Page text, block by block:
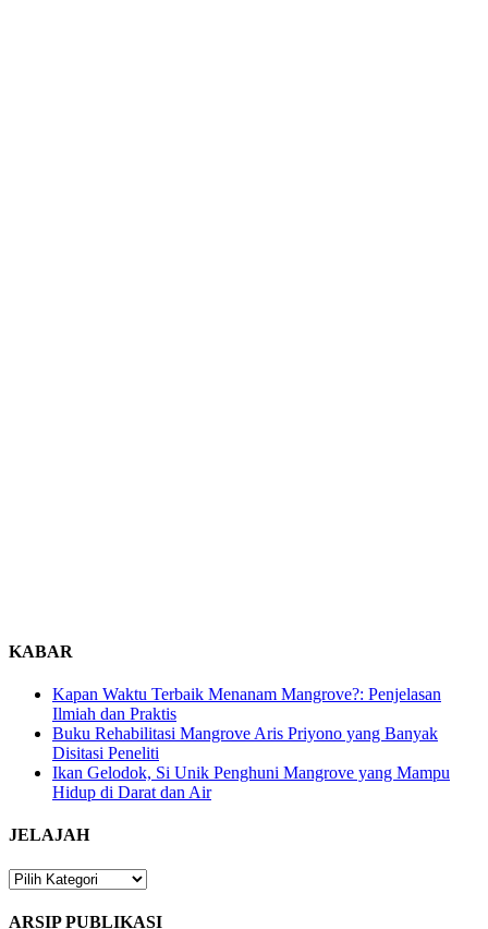
KABAR
Kapan Waktu Terbaik Menanam Mangrove?: Penjelasan
Ilmiah dan Praktis
Buku Rehabilitasi Mangrove Aris Priyono yang Banyak
Disitasi Peneliti
Ikan Gelodok, Si Unik Penghuni Mangrove yang Mampu
Hidup di Darat dan Air
JELAJAH
JELAJAH
ARSIP PUBLIKASI